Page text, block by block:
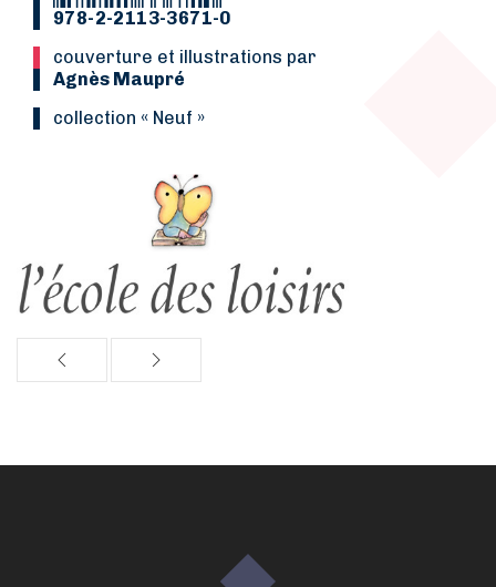
978-2-2113-3671-0
Couverture et illustrations par
Agnès Maupré
collection « Neuf »